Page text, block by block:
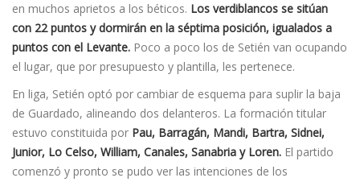
en muchos aprietos a los béticos. Los verdiblancos se sitúan
con 22 puntos y dormirán en la séptima posición, igualados a
puntos con el Levante. Poco a poco los de Setién van ocupando
el lugar, que por presupuesto y plantilla, les pertenece.
En liga, Setién optó por cambiar de esquema para suplir la baja
de Guardado, alineando dos delanteros. La formación titular
estuvo constituida por Pau, Barragán, Mandi­, Bartra, Sidnei,
Junior, Lo Celso, William, Canales, Sanabria y Loren. El partido
comenzó y pronto se pudo ver las intenciones de los